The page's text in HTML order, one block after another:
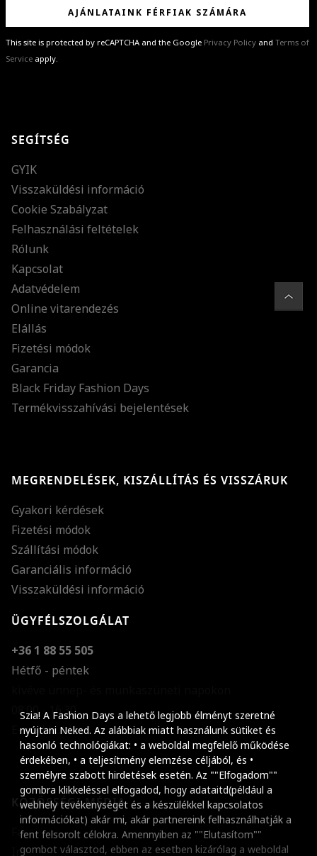
Szia! A Fashion Days a lehető legjobb élményt szeretné
nyújtani Neked. Az alábbiak miatt használunk sütiket és
hasonló technológiákat: • a weboldal megfelelő működése
érdekében, • a teljesítmény elemzése céljából, és •
személyre szabott hirdetések esetén. Az ""Elfogadom""
gombra klikkeléssel elfogadod, hogy adataitd(például a
webhely tevékenységét és a készülékkel kapcsolatos
információkat) akár mi, akár partnereink felhasználhatják a
fent felsorolt célokra. Amennyiben az ""Elutasítom""
gombot választod, ebben az esetben kizárólag a weboldal
AJÁNLATAINK FÉRFIAK SZÁMÁRA
This site is protected by reCAPTCHA and the Google Privacy Policy and Terms of
Service apply.
különleges ajánlatainkat és stílustippjeinket!
SEGÍTSÉG
GYIK
Visszaküldési információ
Cookie Szabályzat
Felhasználási feltételek
Rólunk
Kapcsolat
Adatvédelem
Online vitarendezés
Elállás
Fizetési módok
Garancia
Black Friday Fashion Days
Termékvisszahívási bejelentések
MEGRENDELÉSEK, KISZÁLLÍTÁS ÉS VISSZÁRUK
Gyakori kérdések
Fizetési módok
Szállítási módok
Garanciális információ
Visszaküldési információ
ÜGYFÉLSZOLGÁLAT
+36 1 88 55 505
Hétfő - péntek
08:00 - 16:30
E-mail küldése
KÖZÖSSÉGI MÉDIA
Facebook
Instagram
Szöveg méretének
Szóköz növelése
Szóköz csökkentése
Sortávolság
Sortávolság